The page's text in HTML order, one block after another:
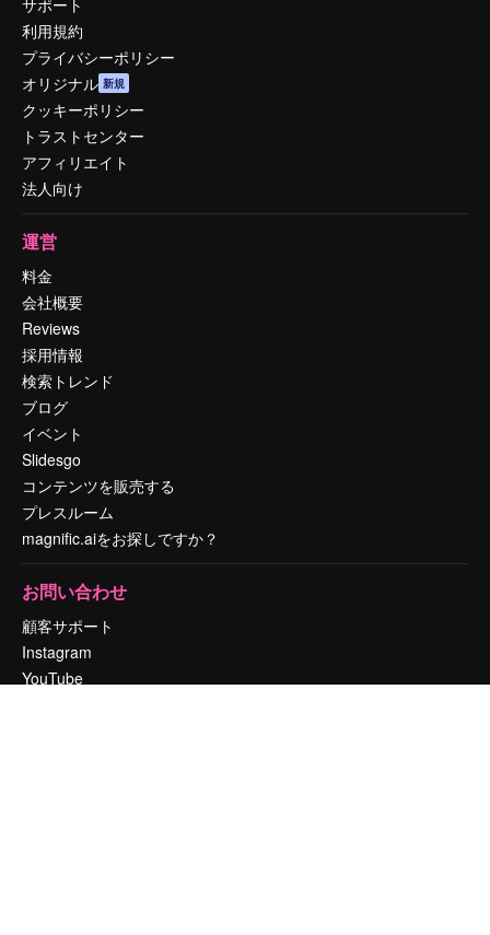
サポート
利用規約
プライバシーポリシー
オリジナル 新規
クッキーポリシー
トラストセンター
アフィリエイト
法人向け
運営
料金
会社概要
Reviews
採用情報
検索トレンド
ブログ
イベント
Slidesgo
コンテンツを販売する
プレスルーム
magnific.aiをお探しですか？
お問い合わせ
顧客サポート
Instagram
YouTube